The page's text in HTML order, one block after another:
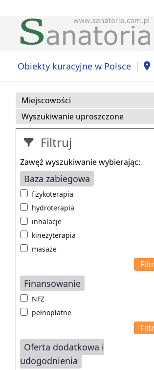
Obiekty kuracyjne w Polsce |
Miejscowości
Wyszukiwanie uproszczone
Filtruj
Zawęź wyszukiwanie wybierając:
Baza zabiegowa
fizykoterapia
hydroterapia
inhalacje
kinezyterapia
masaże
Finansowanie
NFZ
pełnopłatne
Oferta dodatkowa i
udogodnienia